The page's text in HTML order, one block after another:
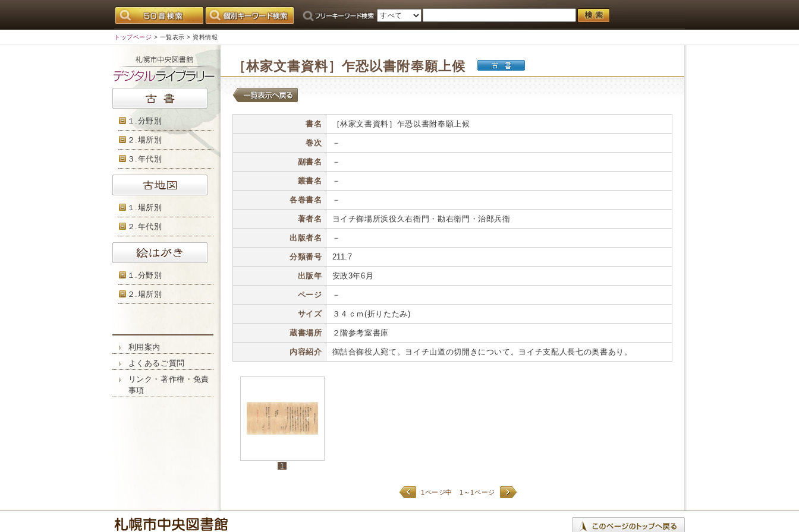
トップページ > 一覧表示 > 資料情報
１.分野別
２.場所別
３.年代別
１.場所別
２.年代別
１.分野別
２.場所別
利用案内
よくあるご質問
リンク・著作権・免責
事項
［林家文書資料］乍恐以書附奉願上候
書名 ［林家文書資料］乍恐以書附奉願上候
巻次 －
副書名 －
叢書名 －
各巻書名 －
著者名 ヨイチ御場所浜役久右衛門・勘右衛門・治郎兵衛
出版者名 －
分類番号 211.7
出版年 安政3年6月
ページ －
サイズ ３４ｃｍ(折りたたみ)
蔵書場所 ２階参考室書庫
内容紹介 御詰合御役人宛て。ヨイチ山道の切開きについて。ヨイチ支配人長七の奥書あり。
1
1ページ中 1～1ページ